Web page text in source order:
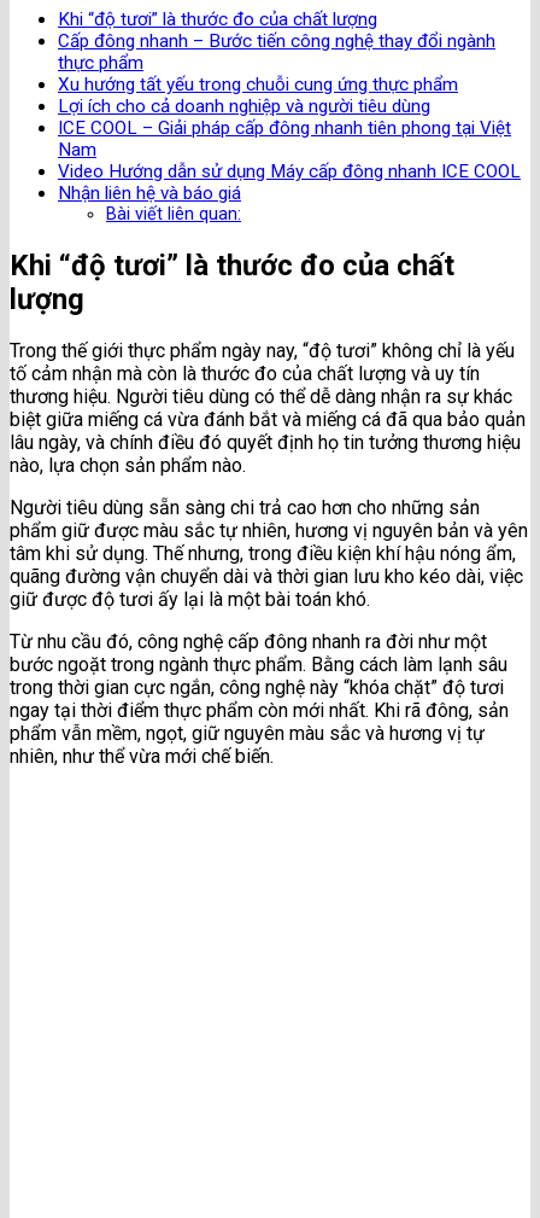
Khi “độ tươi” là thước đo của chất lượng
Cấp đông nhanh – Bước tiến công nghệ thay đổi ngành
thực phẩm
Xu hướng tất yếu trong chuỗi cung ứng thực phẩm
Lợi ích cho cả doanh nghiệp và người tiêu dùng
ICE COOL – Giải pháp cấp đông nhanh tiên phong tại Việt
Nam
Video Hướng dẫn sử dụng Máy cấp đông nhanh ICE COOL
Nhận liên hệ và báo giá
Bài viết liên quan:
Khi “độ tươi” là thước đo của chất
lượng
Trong thế giới thực phẩm ngày nay, “độ tươi” không chỉ là yếu
tố cảm nhận mà còn là thước đo của chất lượng và uy tín
thương hiệu. Người tiêu dùng có thể dễ dàng nhận ra sự khác
biệt giữa miếng cá vừa đánh bắt và miếng cá đã qua bảo quản
lâu ngày, và chính điều đó quyết định họ tin tưởng thương hiệu
nào, lựa chọn sản phẩm nào.
Người tiêu dùng sẵn sàng chi trả cao hơn cho những sản
phẩm giữ được màu sắc tự nhiên, hương vị nguyên bản và yên
tâm khi sử dụng. Thế nhưng, trong điều kiện khí hậu nóng ẩm,
quãng đường vận chuyển dài và thời gian lưu kho kéo dài, việc
giữ được độ tươi ấy lại là một bài toán khó.
Từ nhu cầu đó, công nghệ cấp đông nhanh ra đời như một
bước ngoặt trong ngành thực phẩm. Bằng cách làm lạnh sâu
trong thời gian cực ngắn, công nghệ này “khóa chặt” độ tươi
ngay tại thời điểm thực phẩm còn mới nhất. Khi rã đông, sản
phẩm vẫn mềm, ngọt, giữ nguyên màu sắc và hương vị tự
nhiên, như thể vừa mới chế biến.